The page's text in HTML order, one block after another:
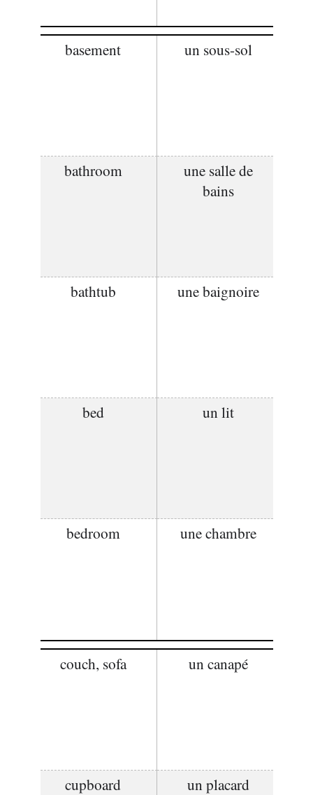
basement un sous-sol
bathroom
une salle de
bains
bathtub une baignoire
bed un lit
bedroom une chambre
couch, sofa un canapé
cupboard un placard